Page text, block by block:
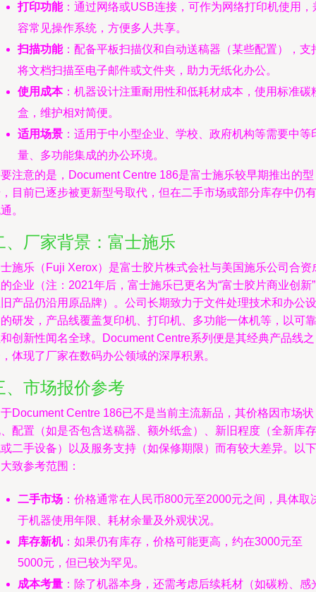
打印功能：通过网络或USB连接，可作为网络打印机使用，
容常见操作系统，方便多人共享。
扫描功能：配备平板扫描仪和自动送稿器（某些配置），支
将文档扫描至电子邮件或文件夹，助力无纸化办公。
使用成本：机器设计注重耐用性和低耗材成本，使用标准碳
盒，维护相对简便。
适用场景 ：适用于中小型企业、学校、政府机构等需要中等
量、多功能集成的办公环境。
注意的是，Document Centre 186是富士施乐较早期推出的型
目前已逐步被更新型号取代，但在二手市场或部分库存中仍有
。
、厂家背景：富士施乐
施乐（Fuji Xerox）是富士胶片株式会社与美国施乐公司合资
企业（注：2021年后，富士施乐已更名为“富士胶片商业创新
产品仍沿用原品牌）。公司长期致力于文件处理技术和办公设
研发，产品线覆盖复印机、打印机、多功能一体机等，以可靠
创新性闻名全球。Document Centre系列便是其经典产品线之
体现了厂家在数码办公领域的深厚积累。
、市场报价参考
Document Centre 186已不是当前主流新品，其价格因市场状
配置（如是否包含送稿器、额外纸盒）、新旧程度（全新库存
二手设备）以及服务支持（如保修期限）而有较大差异。以下
致参考范围：
二手市场 ：价格通常在人民币800元至2000元之间，具体取
于机器使用年限、耗材余量及外观状况。
库存新机：如果仍有库存，价格可能更高，约在3000元至
5000元，但已较为罕见。
成本考量 ：除了机器本身，还需考虑后续耗材（如碳粉、感